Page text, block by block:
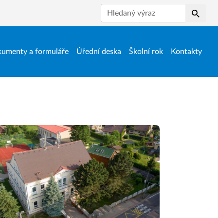
a formuláře Úřední deska Školní rok Kontakty
Hledat